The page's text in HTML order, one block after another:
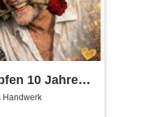
10 Jahre
Handwerk